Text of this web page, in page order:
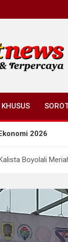
Boyolali